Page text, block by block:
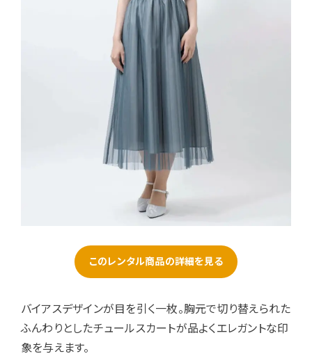
このレンタル商品の詳細を見る
バイアスデザインが目を引く一枚。胸元で切り替えられた
ふんわりとしたチュールスカートが品よくエレガントな印
象を与えます。